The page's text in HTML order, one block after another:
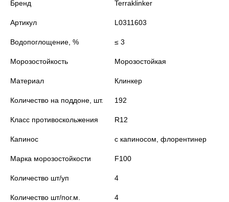
Бренд Terraklinker
Артикул L0311603
Водопоглощение, % ≤ 3
Морозостойкость Морозостойкая
Материал Клинкер
Количество на поддоне, шт. 192
Класс противоскольжения R12
Капинос с капиносом, флорентинер
Марка морозостойкости F100
Количество шт/уп 4
Количество шт/пог.м. 4